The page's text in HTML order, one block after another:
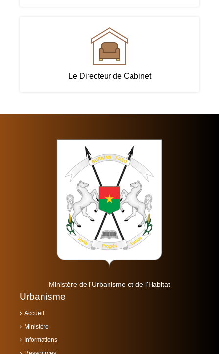
Le Directeur de Cabinet
Ministère de l'Urbanisme et de l'Habitat
Urbanisme
Accueil
Ministère
Informations